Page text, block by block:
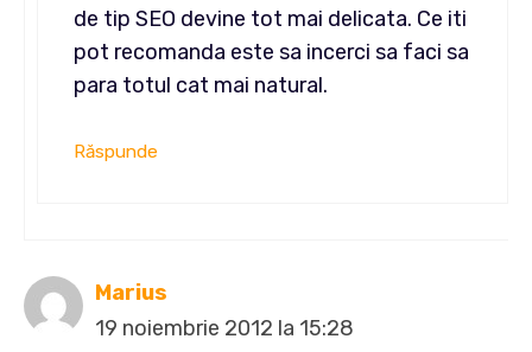
de tip SEO devine tot mai delicata. Ce iti
pot recomanda este sa incerci sa faci sa
para totul cat mai natural.
Răspunde
Marius
19 noiembrie 2012 la 15:28